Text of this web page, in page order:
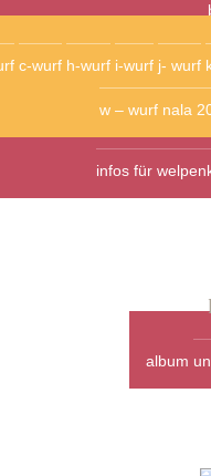
c-wurf h-wurf i-wurf j- wurf
w – wurf nala
infos für
album